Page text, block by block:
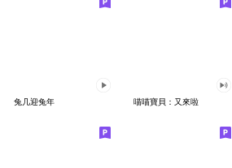
兔几迎兔年 喵喵寶貝：又來啦